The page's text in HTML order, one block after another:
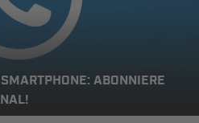
ABONNIERE